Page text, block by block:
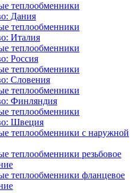
теплообменники
Дания
теплообменники
Италия
теплообменники
Россия
теплообменники
Словения
теплообменники
Финляндия
теплообменники
Швеция
теплообменники с наружной
теплообменники резьбовое
теплообменники фланцевое